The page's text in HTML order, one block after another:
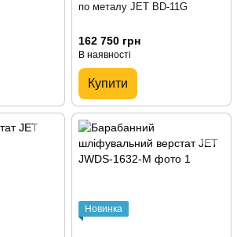
по металу JET BD-11G
162 750 грн
В наявності
Купити
Новинка